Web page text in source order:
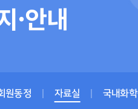
·안내
원동정 자료실 국내화